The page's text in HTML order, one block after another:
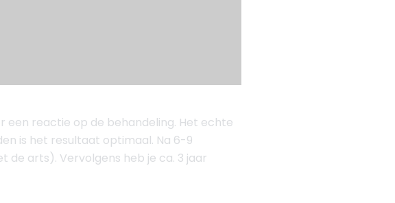
een reactie op de behandeling. Het echte
is het resultaat optimaal. Na 6-9
de arts). Vervolgens heb je ca. 3 jaar